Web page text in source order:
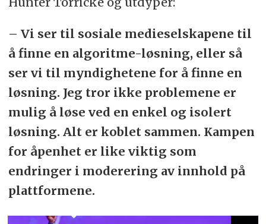
– Vi ser til sosiale medieselskapene til
å finne en algoritme-løsning, eller så
ser vi til myndighetene for å finne en
løsning. Jeg tror ikke problemene er
mulig å løse ved en enkel og isolert
løsning. Alt er koblet sammen. Kampen
for åpenhet er like viktig som
endringer i moderering av innhold på
plattformene.